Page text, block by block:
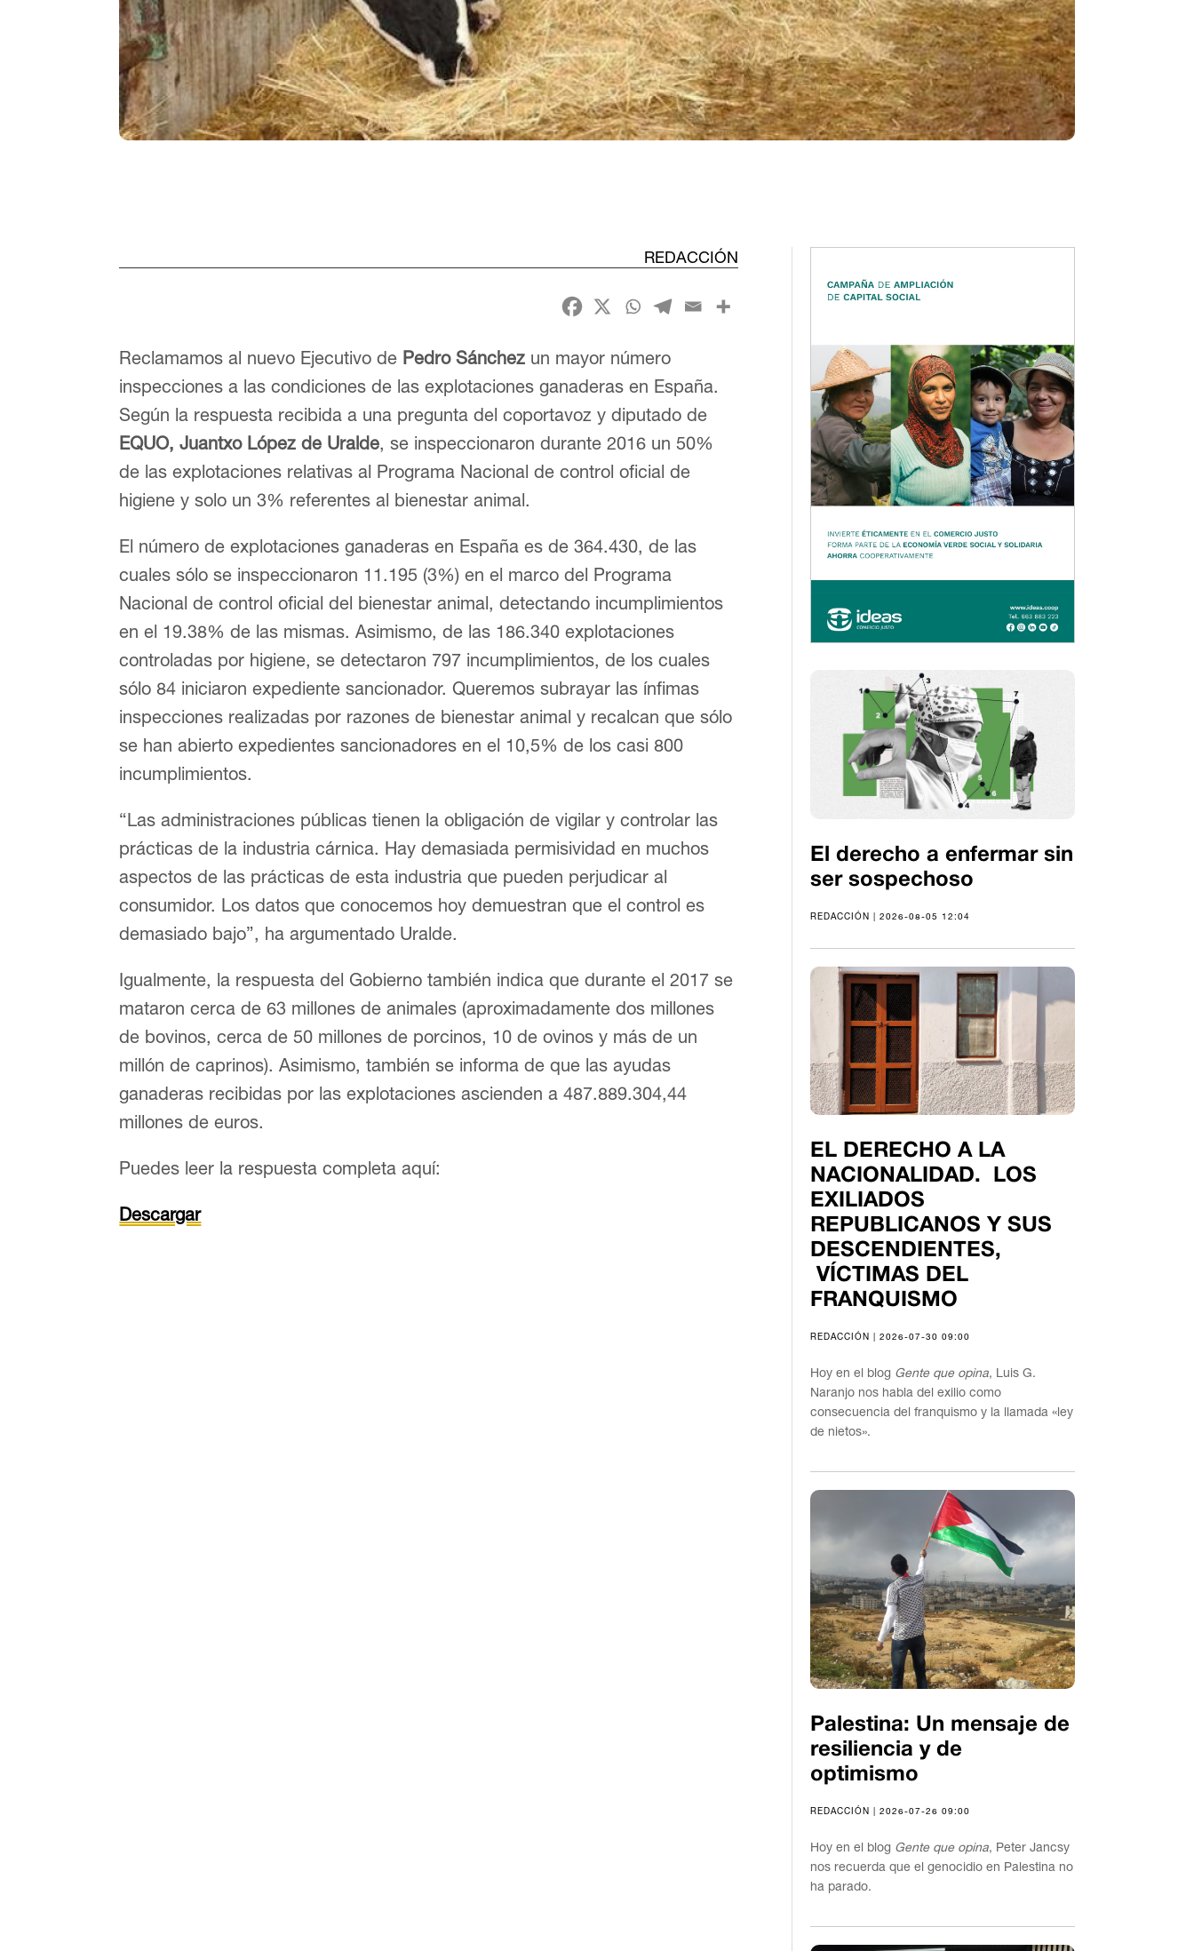
REDACCIÓN
Reclamamos al nuevo Ejecutivo de Pedro Sánchez un mayor número
inspecciones a las condiciones de las explotaciones ganaderas en España.
Según la respuesta recibida a una pregunta del coportavoz y diputado de
EQUO, Juantxo López de Uralde, se inspeccionaron durante 2016 un 50%
de las explotaciones relativas al Programa Nacional de control oficial de
higiene y solo un 3% referentes al bienestar animal.
El número de explotaciones ganaderas en España es de 364.430, de las
cuales sólo se inspeccionaron 11.195 (3%) en el marco del Programa
Nacional de control oficial del bienestar animal, detectando incumplimientos
en el 19.38% de las mismas. Asimismo, de las 186.340 explotaciones
controladas por higiene, se detectaron 797 incumplimientos, de los cuales
sólo 84 iniciaron expediente sancionador. Queremos subrayar las ínfimas
inspecciones realizadas por razones de bienestar animal y recalcan que sólo
se han abierto expedientes sancionadores en el 10,5% de los casi 800
incumplimientos.
“Las administraciones públicas tienen la obligación de vigilar y controlar las
prácticas de la industria cárnica. Hay demasiada permisividad en muchos
aspectos de las prácticas de esta industria que pueden perjudicar al
consumidor. Los datos que conocemos hoy demuestran que el control es
demasiado bajo”, ha argumentado Uralde.
Igualmente, la respuesta del Gobierno también indica que durante el 2017 se
mataron cerca de 63 millones de animales (aproximadamente dos millones
de bovinos, cerca de 50 millones de porcinos, 10 de ovinos y más de un
millón de caprinos). Asimismo, también se informa de que las ayudas
ganaderas recibidas por las explotaciones ascienden a 487.889.304,44
millones de euros.
Puedes leer la respuesta completa aquí:
Descargar
El derecho a enfermar sin
ser sospechoso
REDACCIÓN | 2026-08-05 12:04
EL DERECHO A LA
NACIONALIDAD. LOS
EXILIADOS
REPUBLICANOS Y SUS
DESCENDIENTES,
VÍCTIMAS DEL
FRANQUISMO
REDACCIÓN | 2026-07-30 09:00
Hoy en el blog Gente que opina, Luis G.
Naranjo nos habla del exilio como
consecuencia del franquismo y la llamada «ley
de nietos».
Palestina: Un mensaje de
resiliencia y de
optimismo
REDACCIÓN | 2026-07-26 09:00
Hoy en el blog Gente que opina, Peter Jancsy
nos recuerda que el genocidio en Palestina no
ha parado.